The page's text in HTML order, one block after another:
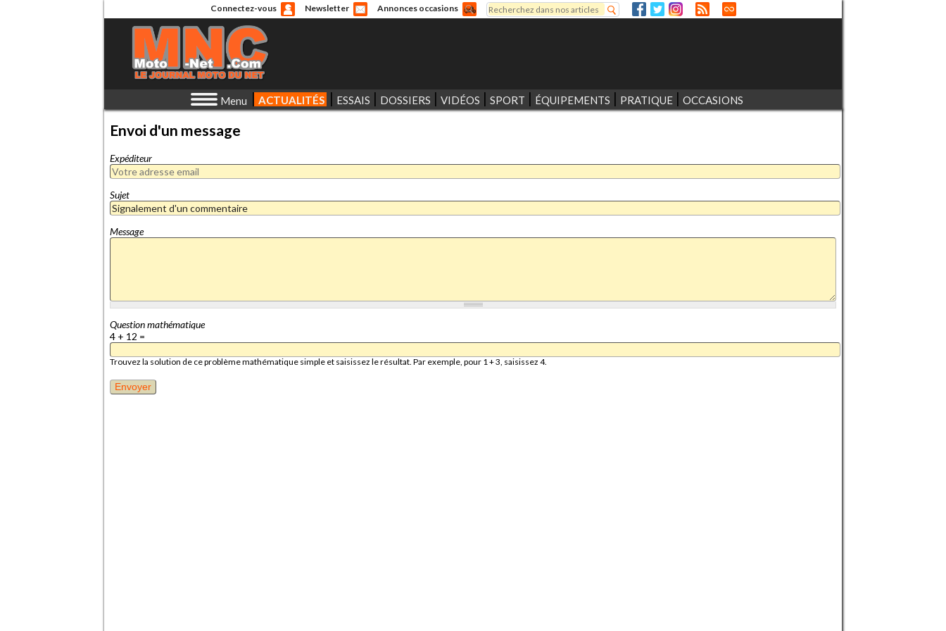
Connectez-vous Newsletter Annonces occasions
Formulaire de recherche
Rechercher
Menu ACTUALITÉS ESSAIS DOSSIERS VIDÉOS SPORT ÉQUIPEMENTS PRATIQUE OCCASIONS
Envoi d'un message
Expéditeur
Sujet
Message
Question mathématique
4 + 12 =
Trouvez la solution de ce problème mathématique simple et saisissez le résultat. Par exemple, pour 1 + 3, saisissez 4.